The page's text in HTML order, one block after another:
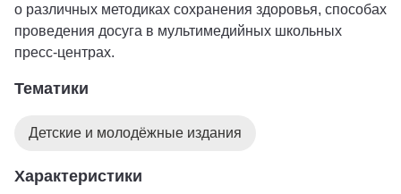
о различных методиках сохранения здоровья, способах
проведения досуга в мультимедийных школьных
пресс-центрах.
Тематики
Детские и молодёжные издания
Характеристики